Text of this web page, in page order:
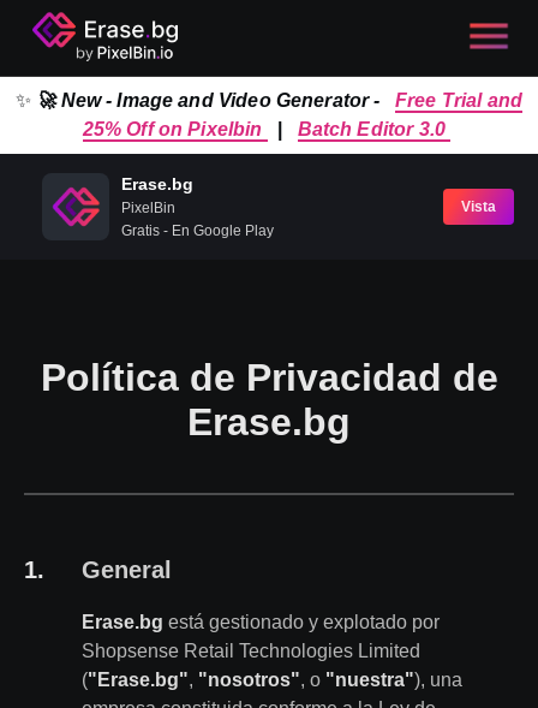
✨ 🚀 New - Image and Video Generator -
Free Trial and
25% Off on Pixelbin
Batch Editor 3.0
Erase.bg
PixelBin
Gratis - En Google Play
Vista
Política de Privacidad de
Erase.bg
1. General
Erase.bg está gestionado y explotado por
Shopsense Retail Technologies Limited
("Erase.bg", "nosotros", o "nuestra"), una